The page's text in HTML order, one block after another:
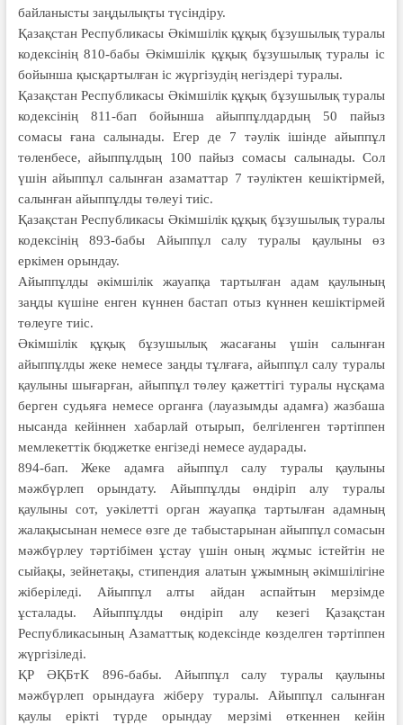
байланысты заңдылықты түсіндіру.
Қазақстан Республикасы Әкімшілік құқық бұзушылық туралы
кодексінің 810-бабы Әкiмшiлiк құқық бұзушылық туралы іс
бойынша қысқартылған іс жүргізудің негіздері туралы.
Қазақстан Республикасы Әкімшілік құқық бұзушылық туралы
кодексінің 811-бап бойынша айыппұлдардың 50 пайыз
сомасы ғана салынады. Егер де 7 тәулік ішінде айыппұл
төленбесе, айыппұлдың 100 пайыз сомасы салынады. Сол
үшін айыппұл салынған азаматтар 7 тәуліктен кешіктірмей,
салынған айыппұлды төлеуі тиіс.
Қазақстан Республикасы Әкімшілік құқық бұзушылық туралы
кодексінің 893-бабы Айыппұл салу туралы қаулыны өз
еркімен орындау.
Айыппұлды әкімшілік жауапқа тартылған адам қаулының
заңды күшіне енген күннен бастап отыз күннен кешіктірмей
төлеуге тиіс.
Әкімшілік құқық бұзушылық жасағаны үшін салынған
айыппұлды жеке немесе заңды тұлғаға, айыппұл салу туралы
қаулыны шығарған, айыппұл төлеу қажеттігі туралы нұсқама
берген судьяға немесе органға (лауазымды адамға) жазбаша
нысанда кейіннен хабарлай отырып, белгіленген тәртіппен
мемлекеттік бюджетке енгізеді немесе аударады.
894-бап. Жеке адамға айыппұл салу туралы қаулыны
мәжбүрлеп орындату. Айыппұлды өндіріп алу туралы
қаулыны сот, уәкілетті орган жауапқа тартылған адамның
жалақысынан немесе өзге де табыс­тарынан айыппұл сомасын
мәжбүрлеу тәртібімен ұстау үшін оның жұмыс істейтін не
сыйақы, зейнетақы, стипендия алатын ұжымның әкімшілігіне
жіберіледі. Айыппұл алты айдан аспайтын мерзімде
ұсталады. Айыппұлды өндіріп алу кезегі Қазақстан
Республикасының Азаматтық кодексінде көзделген тәртіппен
жүргізіледі.
ҚР ӘҚБтК 896-бабы. Айыппұл салу туралы қаулыны
мәжбүрлеп орындауға жіберу туралы. Айыппұл салынған
қаулы ерікті түрде орындау мерзімі өткеннен кейін